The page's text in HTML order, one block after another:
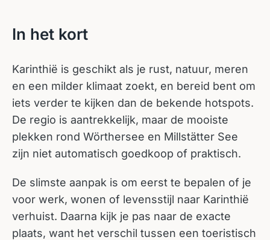
In het kort
Karinthië is geschikt als je rust, natuur, meren
en een milder klimaat zoekt, en bereid bent om
iets verder te kijken dan de bekende hotspots.
De regio is aantrekkelijk, maar de mooiste
plekken rond Wörthersee en Millstätter See
zijn niet automatisch goedkoop of praktisch.
De slimste aanpak is om eerst te bepalen of je
voor werk, wonen of levensstijl naar Karinthië
verhuist. Daarna kijk je pas naar de exacte
plaats, want het verschil tussen een toeristisch